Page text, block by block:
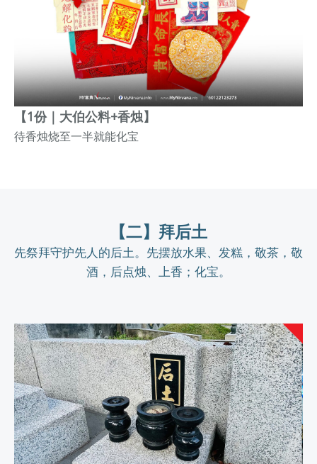
【1份｜大伯公料+香烛】
待香烛烧至一半就能化宝
【二】拜后土
先祭拜守护先人的后土。先摆放水果、发糕，敬茶，敬
酒，后点烛、上香；化宝。